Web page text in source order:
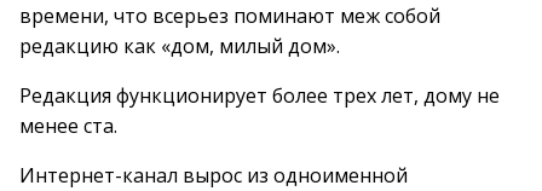
времени, что всерьез поминают меж собой
редакцию как «дом, милый дом».
Редакция функционирует более трех лет, дому не
менее ста.
Интернет-канал вырос из одноименной